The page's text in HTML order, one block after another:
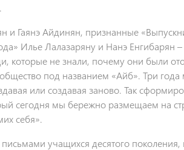
и Гаянэ Айдинян, признанные
Илье Лалазаряну и Нанэ Енгибарян
которые не знали, почему они были
под названием «Айб». Три
или создавая заново. Так
сегодня мы бережно размещаем на
себя».
учащихся десятого поколения,